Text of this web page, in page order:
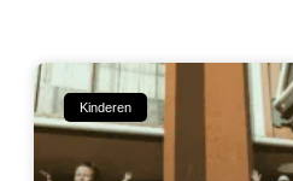
Kinderen